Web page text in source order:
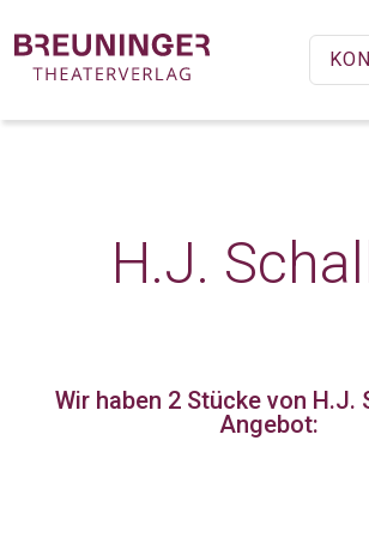
H.J.
Wir haben 2 Stücke von H.J.
Angebot: